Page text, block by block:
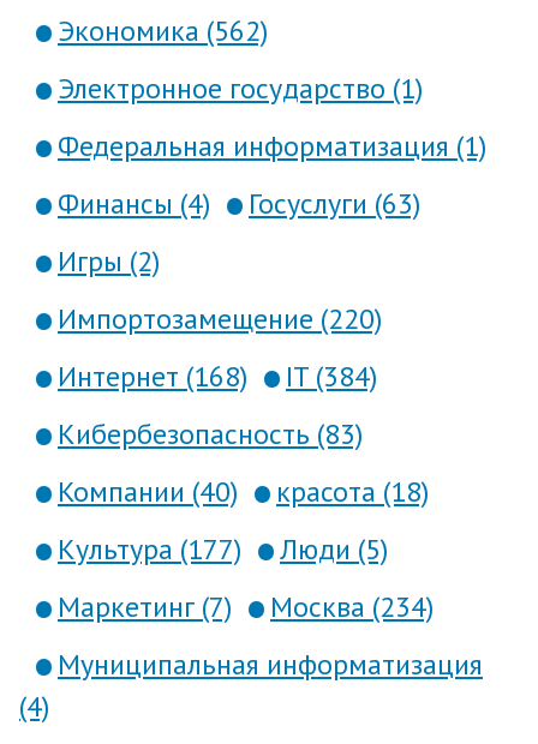
Экономика (562)
Электронное государство (1)
Федеральная информатизация (1)
Финансы (4)
Госуслуги (63)
Игры (2)
Импортозамещение (220)
Интернет (168)
IT (384)
Кибербезопасность (83)
Компании (40)
красота (18)
Культура (177)
Люди (5)
Маркетинг (7)
Москва (234)
Муниципальная информатизация
(4)